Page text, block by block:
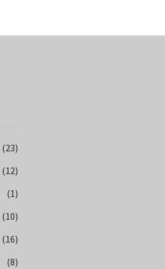
(23)
(12)
(1)
(10)
(16)
(8)